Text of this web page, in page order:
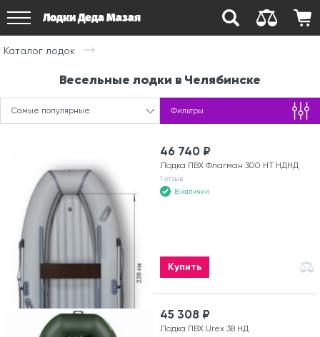
Лодки Деда Мазая
Каталог лодок
Весельные лодки в Челябинске
Самые популярные Фильтры
46 740 ₽
Лодка ПВХ Флагман 300 HT НДНД
1 отзыв
В наличии
Купить
45 308 ₽
Лодка ПВХ Urex 38 НД